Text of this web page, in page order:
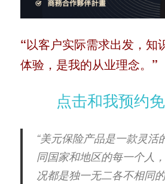
“以客户实际需求出发，知
体验，是我的从业理念。”
点击和我预约
“美元保险产品是一款灵活
同国家和地区的每一个人
况都是独一无二各不相同